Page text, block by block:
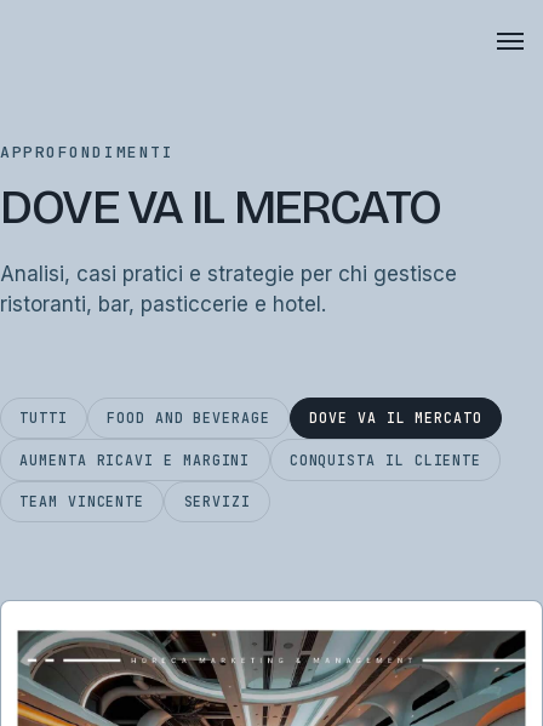
APPROFONDIMENTI
DOVE VA IL MERCATO
Analisi, casi pratici e strategie per chi gestisce
ristoranti, bar, pasticcerie e hotel.
TUTTI FOOD AND BEVERAGE DOVE VA IL MERCATO
AUMENTA RICAVI E MARGINI CONQUISTA IL CLIENTE
TEAM VINCENTE SERVIZI